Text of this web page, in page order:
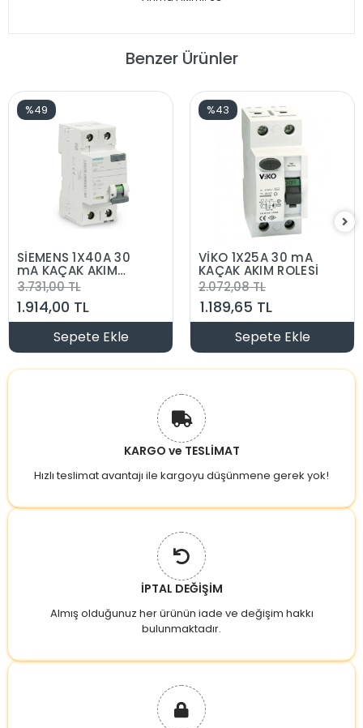
Benzer Ürünler
%49
SİEMENS 1X40A 30
mA KAÇAK AKIM
ROLESİ 70MM
3.731,00 TL
1.914,00 TL
Sepete Ekle
%43
VİKO 1X25A 30 mA
KAÇAK AKIM ROLESİ
2.072,08 TL
1.189,65 TL
Sepete Ekle
KARGO ve TESLİMAT
Hızlı teslimat avantajı ile kargoyu düşünmene gerek yok!
İPTAL DEĞİŞİM
Almış olduğunuz her ürünün iade ve değişim hakkı
bulunmaktadır.